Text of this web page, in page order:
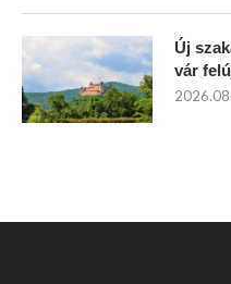
Új
vár